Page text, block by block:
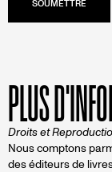
PLUS
Droits et
Nous comptons
des éditeurs de